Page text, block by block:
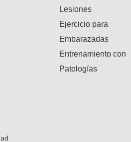
Lesiones
Ejercicio para
Embarazadas
Entrenamiento con
Patologías